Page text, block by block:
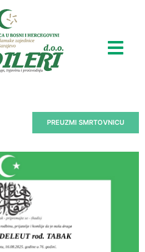
PREUZMI SMRTOVNICU